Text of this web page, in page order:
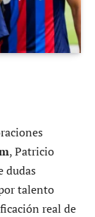
, Patricio
dudas
talento
real de